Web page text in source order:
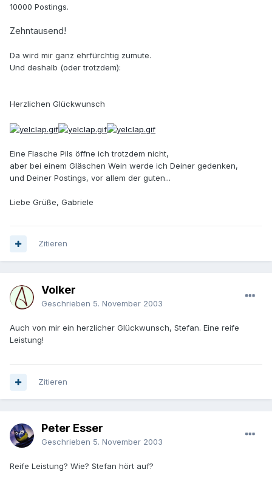
10000 Postings.
Zehntausend!
Da wird mir ganz ehrfürchtig zumute.
Und deshalb (oder trotzdem):
Herzlichen Glückwunsch
Eine Flasche Pils öffne ich trotzdem nicht,
aber bei einem Gläschen Wein werde ich Deiner gedenken,
und Deiner Postings, vor allem der guten...
Liebe Grüße, Gabriele
Zitieren
Volker
Geschrieben 5. November 2003
Auch von mir ein herzlicher Glückwunsch, Stefan. Eine reife
Leistung!
Zitieren
Peter Esser
Geschrieben 5. November 2003
Reife Leistung? Wie? Stefan hört auf?